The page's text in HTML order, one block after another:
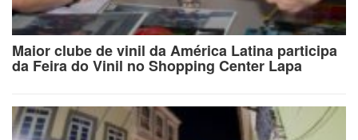
Maior clube de vinil da América Latina participa
da Feira do Vinil no Shopping Center Lapa